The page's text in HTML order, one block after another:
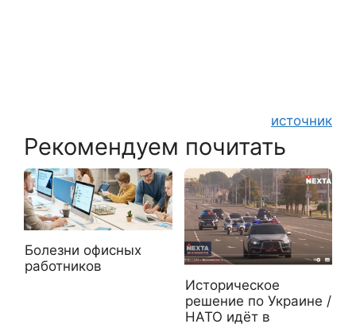
источник
Рекомендуем почитать
Болезни офисных
работников
Историческое
решение по Украине /
НАТО идёт в